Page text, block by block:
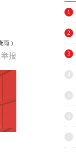
雨 ）
举报
1
2
3
5
7